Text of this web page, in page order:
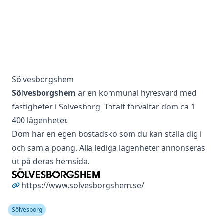
Sölvesborgshem
Sölvesborgshem är en kommunal hyresvärd med
fastigheter i Sölvesborg. Totalt förvaltar dom ca 1
400 lägenheter.
Dom har en egen bostadskö som du kan ställa dig i
och samla poäng. Alla lediga lägenheter annonseras
ut på deras hemsida.
https://www.solvesborgshem.se/
Sölvesborg